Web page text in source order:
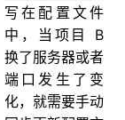
写在配置文件
中，当项目 B
换了服务器或者
端口发生了变
化，就需要手动